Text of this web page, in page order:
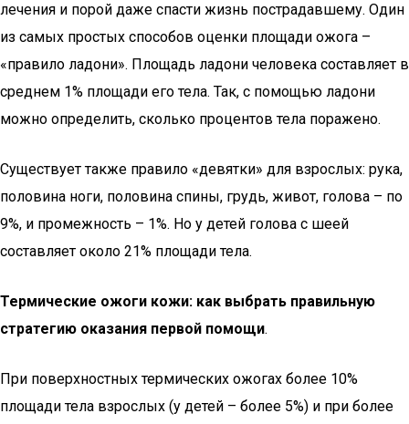
лечения и порой даже спасти жизнь пострадавшему. Один
из самых простых способов оценки площади ожога –
«правило ладони». Площадь ладони человека составляет в
среднем 1% площади его тела. Так, с помощью ладони
можно определить, сколько процентов тела поражено.
Существует также правило «девятки» для взрослых: рука,
половина ноги, половина спины, грудь, живот, голова – по
9%, и промежность – 1%. Но у детей голова с шеей
составляет около 21% площади тела.
Термические ожоги кожи: как выбрать правильную
стратегию оказания первой помощи.
При поверхностных термических ожогах более 10%
площади тела взрослых (у детей – более 5%) и при более